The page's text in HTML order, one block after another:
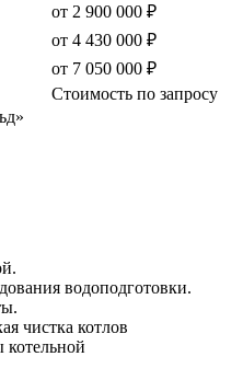
от 2 900 000 ₽
от 4 430 000 ₽
от 7 050 000 ₽
Стоимость по запросу
водоподготовки.
чистка котлов
котельной